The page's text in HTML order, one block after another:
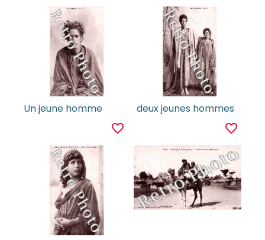
Un jeune homme
favorite_border
deux jeunes hommes
favorite_border